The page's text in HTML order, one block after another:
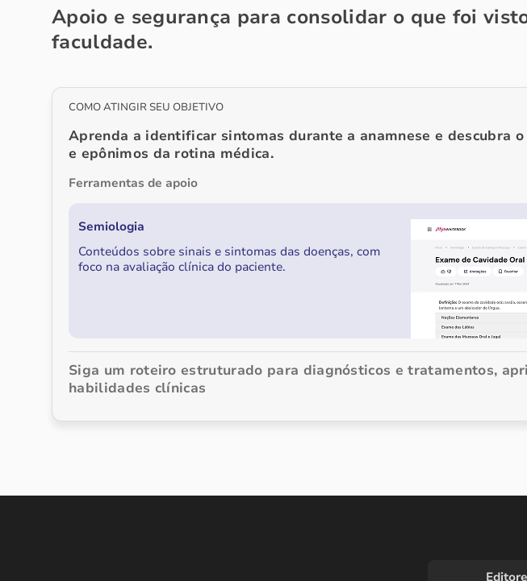
Apoio e segurança para consolidar o que foi
faculdade.
COMO ATINGIR SEU OBJETIVO
Aprenda a identificar sintomas durante a anamnese e descubra
e epônimos da rotina médica.
Ferramentas de apoio
Semiologia
Conteúdos sobre sinais e sintomas das doenças, com
foco na avaliação clínica do paciente.
Siga um roteiro estruturado para diagnósticos e tratamentos,
habilidades clínicas